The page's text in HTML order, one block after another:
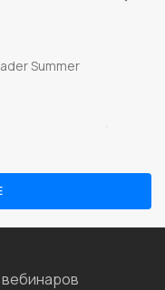
Summer